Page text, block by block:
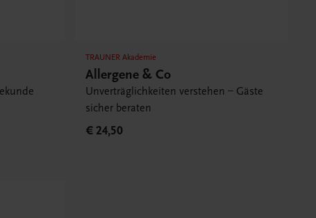
TRAUNER Akademie
Allergene & Co
Unverträglichkeiten verstehen – Gäste
sicher beraten
€ 24,50